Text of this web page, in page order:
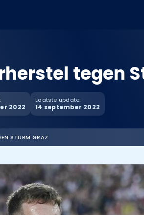
tegen
2022
Laatste update:
14 september 2022
STURM GRAZ